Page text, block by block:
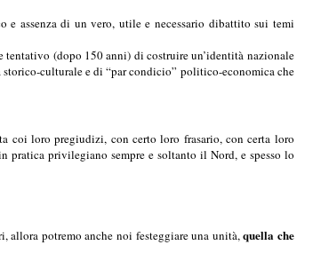
assenza di un vero, utile e necessario dibattito sui temi
tentativo (dopo 150 anni) di costruire un’identità nazionale
culturale e di “par condicio” politico-economica che
loro pregiudizi, con certo loro frasario, con certa loro
privilegiano sempre e soltanto il Nord, e spesso lo
potremo anche noi festeggiare una unità,quella che